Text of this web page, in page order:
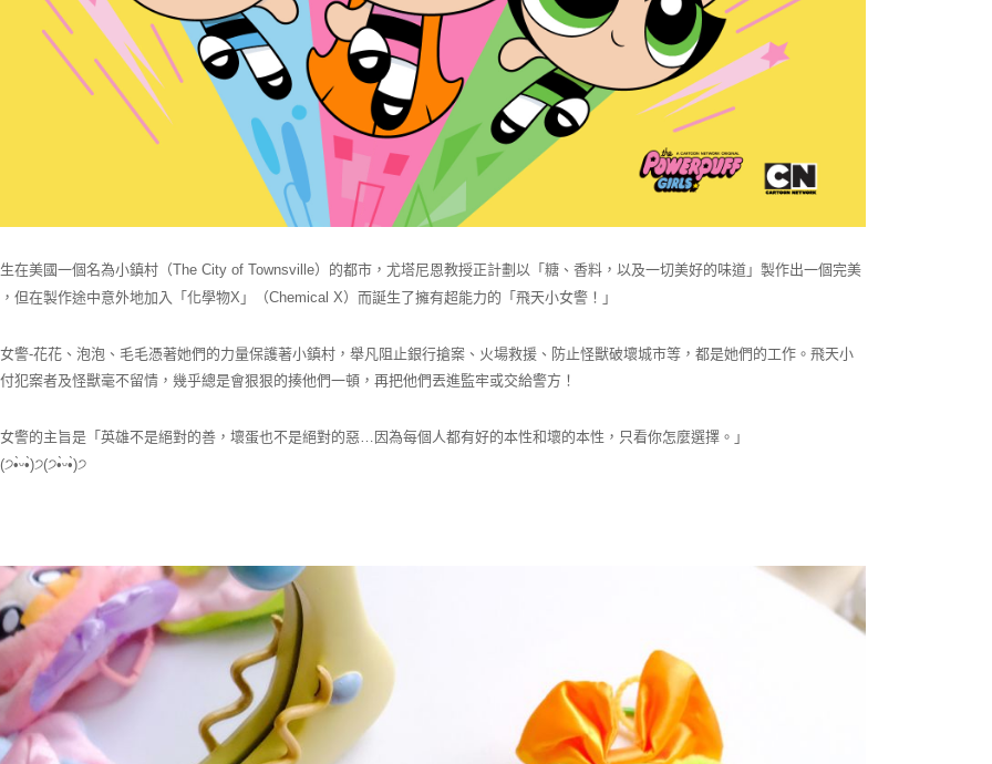
結果請求用戶進行身份認證。
５．嚴禁一人註冊多個帳號或使用他人資訊註冊。若發現惡意使用之情
形，恩沛科技股份有限公司將有權停止該用戶之使用額度並採取法律行
動。
在美國一個名為小鎮村（The City of Townsville）的都市，尤塔尼恩教授正計劃以「糖、香料，以及一切美好的味道」製作出一個完美
但在製作途中意外地加入「化學物X」（Chemical X）而誕生了擁有超能力的「飛天小女警！」
警-花花、泡泡、毛毛憑著她們的力量保護著小鎮村，舉凡阻止銀行搶案、火場救援、防止怪獸破壞城市等，都是她們的工作。飛天小
犯案者及怪獸毫不留情，幾乎總是會狠狠的揍他們一頓，再把他們丟進監牢或交給警方！
警的主旨是「英雄不是絕對的善，壞蛋也不是絕對的惡…因為每個人都有好的本性和壞的本性，只看你怎麼選擇。」